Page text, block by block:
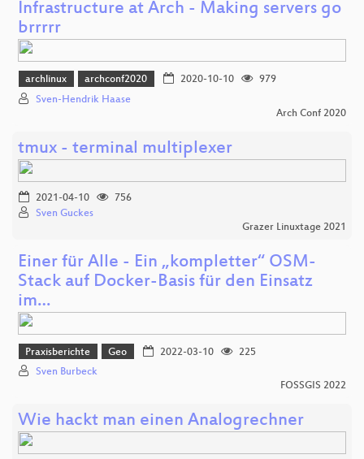
Infrastructure at Arch - Making servers go
brrrrr
archlinux archconf2020 2020-10-10
979
Sven-Hendrik Haase
Arch Conf 2020
tmux - terminal multiplexer
2021-04-10
756
Sven Guckes
Grazer Linuxtage 2021
Einer für Alle - Ein „kompletter“ OSM-
Stack auf Docker-Basis für den Einsatz
im…
Praxisberichte Geo 2022-03-10
225
Sven Burbeck
FOSSGIS 2022
Wie hackt man einen Analogrechner